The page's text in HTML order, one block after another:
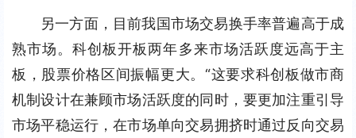
另一方面，目前我国市场交易换手率普遍高于成
熟市场。科创板开板两年多来市场活跃度远高于主
板，股票价格区间振幅更大。“这要求科创板做市商
机制设计在兼顾市场活跃度的同时，要更加注重引导
市场平稳运行，在市场单向交易拥挤时通过反向交易